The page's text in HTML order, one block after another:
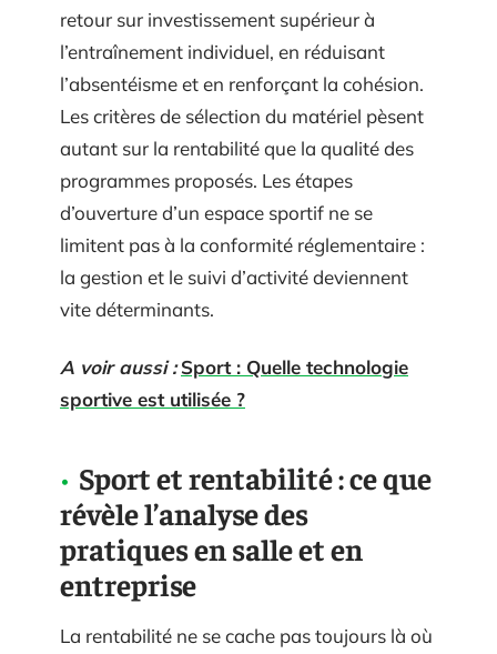
retour sur investissement supérieur à
l’entraînement individuel, en réduisant
l’absentéisme et en renforçant la cohésion.
Les critères de sélection du matériel pèsent
autant sur la rentabilité que la qualité des
programmes proposés. Les étapes
d’ouverture d’un espace sportif ne se
limitent pas à la conformité réglementaire :
la gestion et le suivi d’activité deviennent
vite déterminants.
A voir aussi : Sport : Quelle technologie
sportive est utilisée ?
Sport et rentabilité : ce que
révèle l’analyse des
pratiques en salle et en
entreprise
La rentabilité ne se cache pas toujours là où